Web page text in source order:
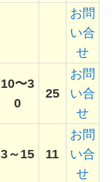
お問
い合
せ
10〜3
0
25
お問
い合
せ
3～15 11
お問
い合
せ